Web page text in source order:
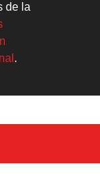
de la
.